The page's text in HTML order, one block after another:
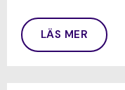
LÄS MER